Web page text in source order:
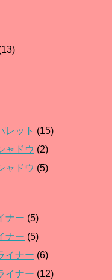
レット (15)
ャドウ (2)
ャドウ (5)
ナー (5)
ナー (5)
イナー (6)
イナー (12)